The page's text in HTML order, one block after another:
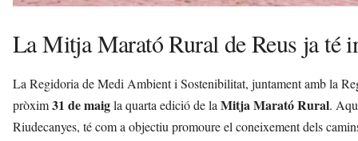
La Mitja Marató Rural de Reus ja té
La Regidoria de Medi Ambient i Sostenibilitat, juntament amb la
pròxim31 de maigla quarta edició de la Mitja Marató Rural.
Riudecanyes, té com a objectiu promoure el coneixement dels